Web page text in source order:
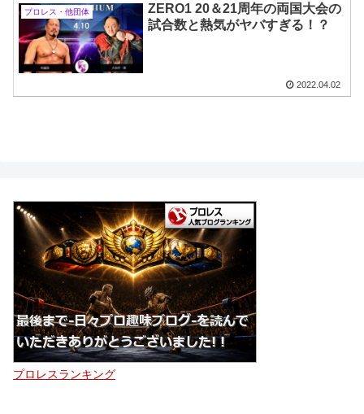
プロレス・他団体
ZERO1 20＆21周年の両国大会の
試合数と熱気がヤバすぎる！？
2022.04.02
プロレスランキング